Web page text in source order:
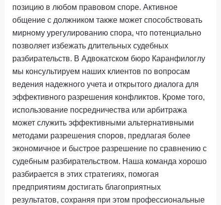
позицию в любом правовом споре. Активное
общение с должником также может способствовать
мирному урегулированию спора, что потенциально
позволяет избежать длительных судебных
разбирательств. В Адвокатском бюро Каранфилоглу
мы консультируем наших клиентов по вопросам
ведения надежного учета и открытого диалога для
эффективного разрешения конфликтов. Кроме того,
использование посредничества или арбитража
может служить эффективными альтернативными
методами разрешения споров, предлагая более
экономичное и быстрое разрешение по сравнению с
судебным разбирательством. Наша команда хорошо
разбирается в этих стратегиях, помогая
предприятиям достигать благоприятных
результатов, сохраняя при этом профессиональные